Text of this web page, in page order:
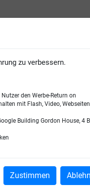
zu verbessern.
den Werbe-Return on
mit Flash, Video,
Building Gordon House, 4
Zustimmen